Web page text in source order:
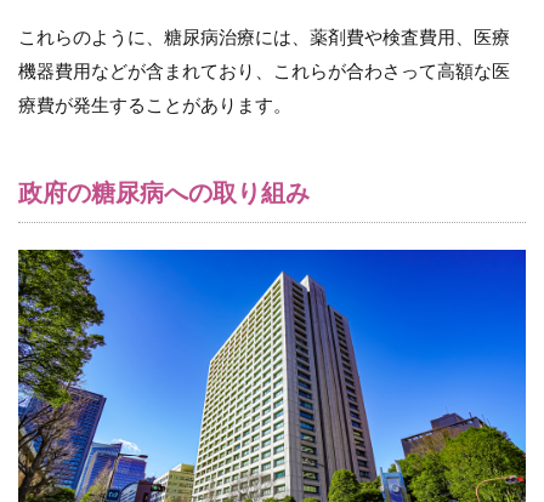
8.4
（４）
医療機
9
看
護
に
お
け
る
糖
尿
病
患
者
これらのように、糖尿病治療には、薬剤費や検査費用、医療
機器費用などが含まれており、これらが合わさって高額な医
療費が発生することがあります。
政府の糖尿病への取り組み